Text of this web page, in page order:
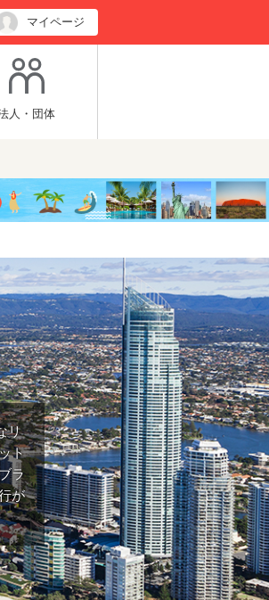
マイページ
人・団体
リ
ト
ラ
が